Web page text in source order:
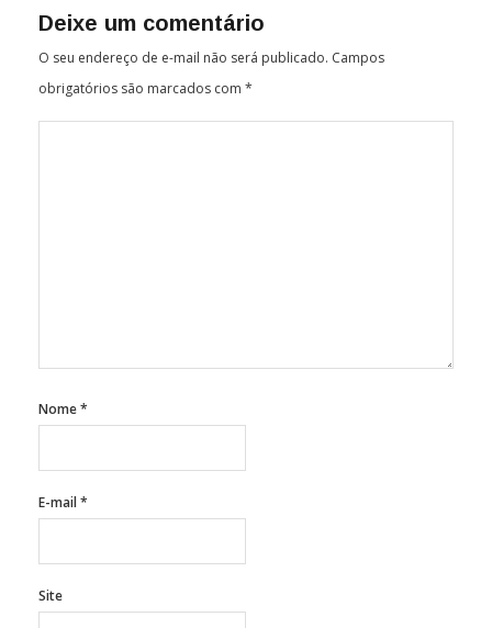
Deixe um comentário
O seu endereço de e-mail não será publicado. Campos
obrigatórios são marcados com *
Nome*
E-mail*
Site